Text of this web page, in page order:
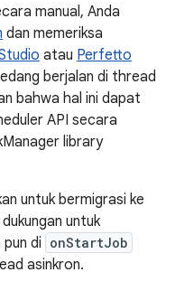
manual, Anda
dan memeriksa
atau Perfetto
berjalan di thread
bahwa hal ini dapat
API secara
library
untuk bermigrasi ke
untuk
di onStartJob
asinkron.